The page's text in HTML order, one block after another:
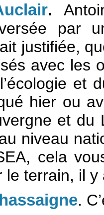
.
par
justifiée,
avec les
et
hier ou
et
niveau
cela
le terrain, il
.